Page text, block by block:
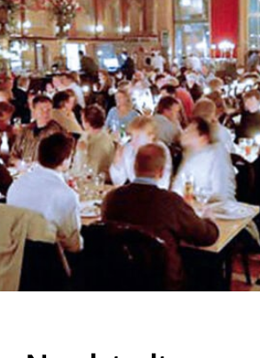
RU
FI
ZH
KO
JA
UK
BG